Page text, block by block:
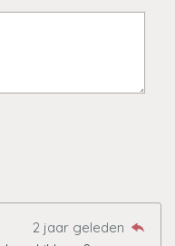
2 jaar geleden